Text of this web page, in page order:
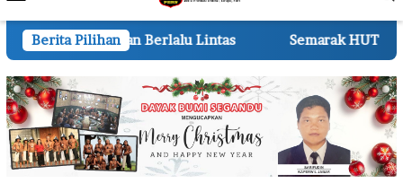
Mobile
Berita Pilihan
Lintas Semarak HUT ke-81 RI 210 Regu TK dan